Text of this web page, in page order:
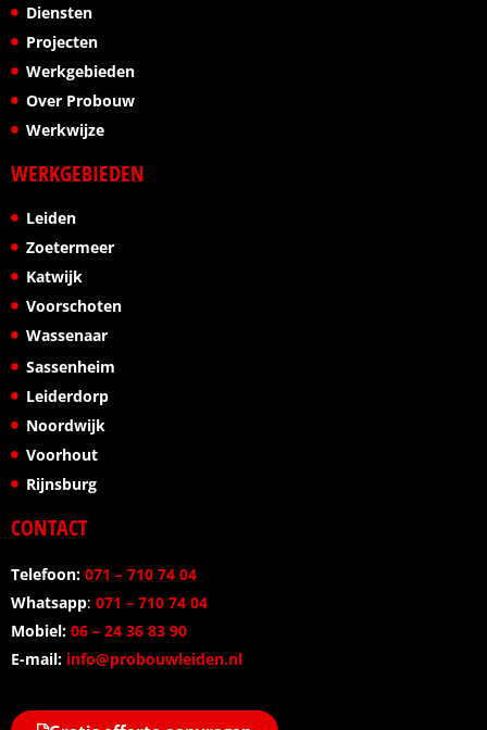
Diensten
Projecten
Werkgebieden
Over Probouw
Werkwijze
WERKGEBIEDEN
Leiden
Zoetermeer
Katwijk
Voorschoten
Wassenaar
Sassenheim
Leiderdorp
Noordwijk
Voorhout
Rijnsburg
CONTACT
Telefoon: 071 – 710 74 04
Whatsapp: 071 – 710 74 04
Mobiel: 06 – 24 36 83 90
E-mail: info@probouwleiden.nl